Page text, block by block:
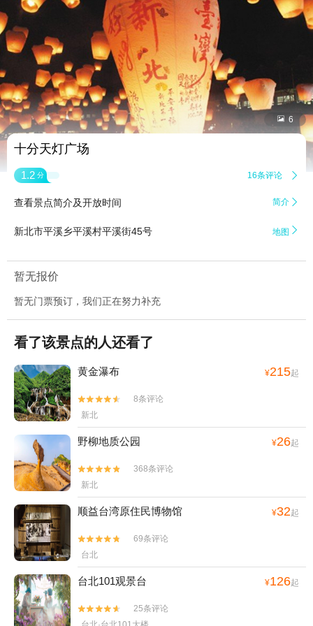
 6
十分天灯广场
1.2 分 16条评论 
查看景点简介及开放时间 简介 
新北市平溪乡平溪村平溪街45号 地图 
暂无报价
暂无门票预订，我们正在努力补充
看了该景点的人还看了
黄金瀑布 ¥215起


8条评论
新北
野柳地质公园 ¥26起


368条评论
新北
顺益台湾原住民博物馆 ¥32起


69条评论
台北
台北101观景台 ¥126起


25条评论
